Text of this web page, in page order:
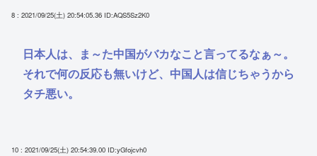
8 : 2021/09/25(土) 20:54:05.36 ID:AQS5Sz2K0
日本人は、ま～た中国がバカなこと言ってるなぁ～。
それで何の反応も無いけど、中国人は信じちゃうから
タチ悪い。
10 : 2021/09/25(土) 20:54:39.00 ID:yGfojcvh0